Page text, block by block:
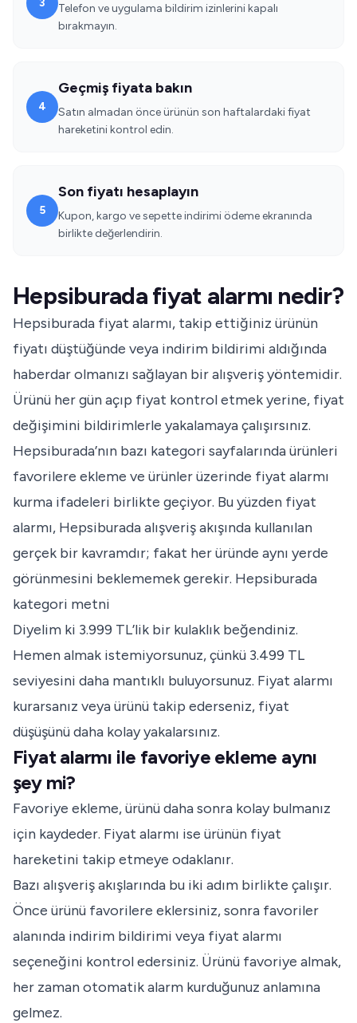
3
Telefon ve uygulama bildirim izinlerini kapalı
bırakmayın.
4
Geçmiş fiyata bakın
Satın almadan önce ürünün son haftalardaki fiyat
hareketini kontrol edin.
5
Son fiyatı hesaplayın
Kupon, kargo ve sepette indirimi ödeme ekranında
birlikte değerlendirin.
Hepsiburada fiyat alarmı nedir?
Hepsiburada fiyat alarmı, takip ettiğiniz ürünün
fiyatı düştüğünde veya indirim bildirimi aldığında
haberdar olmanızı sağlayan bir alışveriş yöntemidir.
Ürünü her gün açıp fiyat kontrol etmek yerine, fiyat
değişimini bildirimlerle yakalamaya çalışırsınız.
Hepsiburada’nın bazı kategori sayfalarında ürünleri
favorilere ekleme ve ürünler üzerinde fiyat alarmı
kurma ifadeleri birlikte geçiyor. Bu yüzden fiyat
alarmı, Hepsiburada alışveriş akışında kullanılan
gerçek bir kavramdır; fakat her üründe aynı yerde
görünmesini beklememek gerekir. Hepsiburada
kategori metni
Diyelim ki 3.999 TL’lik bir kulaklık beğendiniz.
Hemen almak istemiyorsunuz, çünkü 3.499 TL
seviyesini daha mantıklı buluyorsunuz. Fiyat alarmı
kurarsanız veya ürünü takip ederseniz, fiyat
düşüşünü daha kolay yakalarsınız.
Fiyat alarmı ile favoriye ekleme aynı
şey mi?
Favoriye ekleme, ürünü daha sonra kolay bulmanız
için kaydeder. Fiyat alarmı ise ürünün fiyat
hareketini takip etmeye odaklanır.
Bazı alışveriş akışlarında bu iki adım birlikte çalışır.
Önce ürünü favorilere eklersiniz, sonra favoriler
alanında indirim bildirimi veya fiyat alarmı
seçeneğini kontrol edersiniz. Ürünü favoriye almak,
her zaman otomatik alarm kurduğunuz anlamına
gelmez.